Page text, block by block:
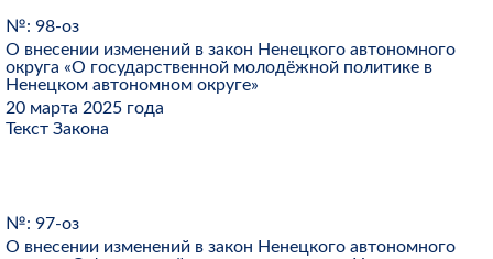
№: 98-оз
О внесении изменений в закон Ненецкого автономного
округа «О государственной молодёжной политике в
Ненецком автономном округе»
20 марта 2025 года
Текст Закона
№: 97-оз
О внесении изменений в закон Ненецкого автономного